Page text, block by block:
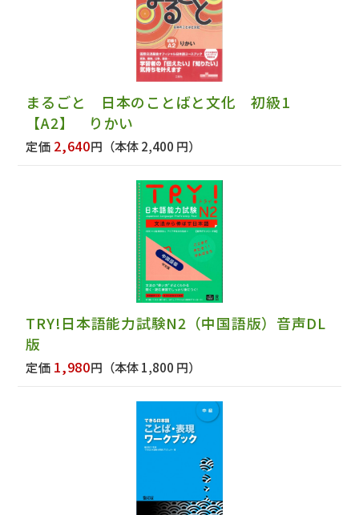
まるごと 日本のことばと文化 初級1
【A2】 りかい
定価 2,640円 （本体 2,400 円）
TRY!日本語能力試験N2（中国語版）音声DL
版
定価 1,980円 （本体 1,800 円）